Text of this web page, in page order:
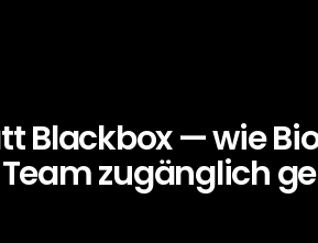
Blackbox — wie
zugänglich